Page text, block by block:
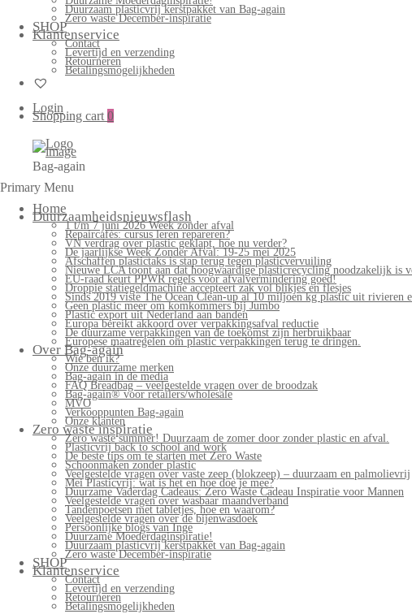
Duurzaam plasticvrij kerstpakket van Bag-again
Zero waste December-inspiratie
SHOP
Klantenservice
Contact
Levertijd en verzending
Retourneren
Betalingsmogelijkheden
Login
Shopping cart 0
Bag-again
Primary Menu
Home
Duurzaamheidsnieuwsflash
1 t/m 7 juni 2026 Week zonder afval
Repaircafés: cursus leren repareren?
VN verdrag over plastic geklapt, hoe nu verder?
De jaarlijkse Week Zonder Afval: 19-25 mei 2025
Afschaffen plastictaks is stap terug tegen plasticvervuiling
Nieuwe LCA toont aan dat hoogwaardige plasticrecycling noodzakelijk is
EU-raad keurt PPWR regels voor afvalvermindering goed!
Droppie statiegeldmachine accepteert zak vol blikjes en flesjes
Sinds 2019 viste The Ocean Clean-up al 10 miljoen kg plastic uit rivieren
Geen plastic meer om komkommers bij Jumbo
Plastic export uit Nederland aan banden
Europa bereikt akkoord over verpakkingsafval reductie
De duurzame verpakkingen van de toekomst zijn herbruikbaar
Europese maatregelen om plastic verpakkingen terug te dringen.
Over Bag-again
Wie ben ik?
Onze duurzame merken
Bag-again in de media
FAQ Breadbag – veelgestelde vragen over de broodzak
Bag-again® voor retailers/wholesale
MVO
Verkooppunten Bag-again
Onze klanten
Zero waste inspiratie
Zero waste summer! Duurzaam de zomer door zonder plastic en afval.
Plasticvrij back to school and work
De beste tips om te starten met Zero Waste
Schoonmaken zonder plastic
Veelgestelde vragen over vaste zeep (blokzeep) – duurzaam en palmolievrij
Mei Plasticvrij: wat is het en hoe doe je mee?
Duurzame Vaderdag Cadeaus: Zero Waste Cadeau Inspiratie voor Mannen
Veelgestelde vragen over wasbaar maandverband
Tandenpoetsen met tabletjes, hoe en waarom?
Veelgestelde vragen over de bijenwasdoek
Persoonlijke blogs van Inge
Duurzame Moederdaginspiratie!
Duurzaam plasticvrij kerstpakket van Bag-again
Zero waste December-inspiratie
SHOP
Klantenservice
Contact
Levertijd en verzending
Retourneren
Betalingsmogelijkheden